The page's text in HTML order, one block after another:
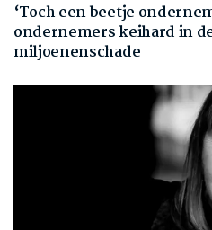
‘Toch een beetje
ondernemers keihard in
miljoenenschade